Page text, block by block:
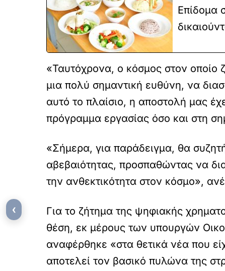
Επίδομα
«Ταυτόχρονα, ο κόσμος στον οποίο
μια πολύ σημαντική ευθύνη, να
αυτό το πλαίσιο, η αποστολή μας
πρόγραμμα εργασίας όσο και στη
«Σήμερα, για παράδειγμα, θα
αβεβαιότητας, προσπαθώντας να
την ανθεκτικότητα στον κόσμο»,
Για το ζήτημα της ψηφιακής
θέση, εκ μέρους των υπουργών
αναφέρθηκε «στα θετικά νέα που
αποτελεί τον βασικό πυλώνα της
‹